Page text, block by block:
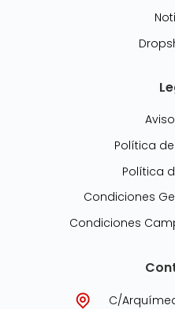
Política
Política
Condiciones
Condiciones
C/